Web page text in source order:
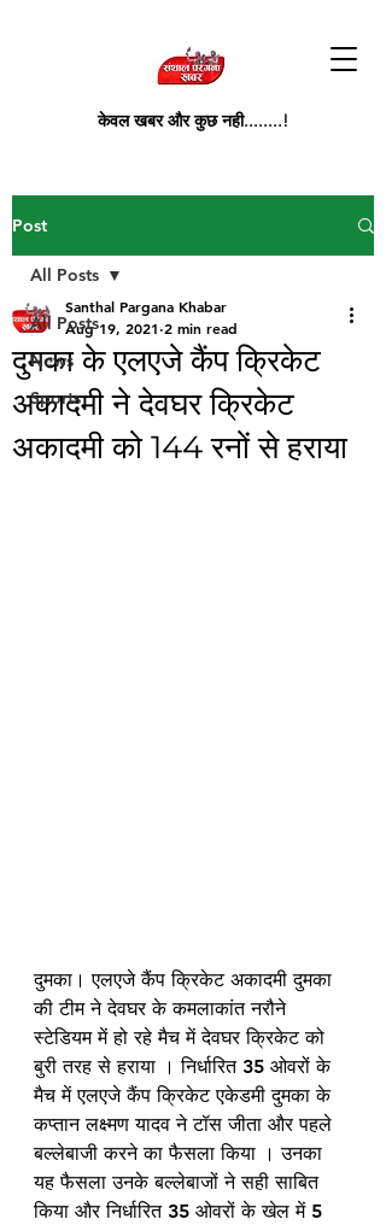
केवल खबर और कुछ नही........!
Post
All Posts
News
Sports
All Posts
दुमका के एलएजे कैंप क्रिकेट
अकादमी ने देवघर क्रिकेट
अकादमी को 144 रनों से हराया
Santhal Pargana Khabar
Aug 19, 2021 2 min read
दुमका। एलएजे कैंप क्रिकेट अकादमी दुमका
की टीम ने देवघर के कमलाकांत नरौने
स्टेडियम में हो रहे मैच में देवघर क्रिकेट को
बुरी तरह से हराया । निर्धारित 35 ओवरों के
मैच में एलएजे कैंप क्रिकेट एकेडमी दुमका के
कप्तान लक्ष्मण यादव ने टॉस जीता और पहले
बल्लेबाजी करने का फैसला किया । उनका
यह फैसला उनके बल्लेबाजों ने सही साबित
किया और निर्धारित 35 ओवरों के खेल में 5